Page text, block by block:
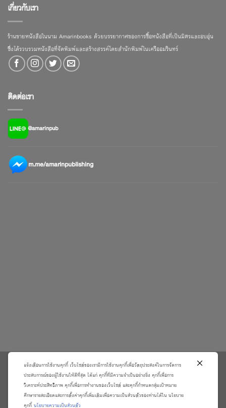
เกี่ยวกับเรา
ร้านขายหนังสือในนาม Amarinbooks ด้วยบรรยากาศของการซื้อหนังสือที่เป็นมิตรและอบอุ่น
ซึ่งได้รวบรวมหนังสือที่จัดพิมพ์และสร้างสรรค์โดยสำนักพิมพ์ในเครืออมรินทร์
ติดต่อเรา
@amarinpub
m.me/amarinpublishing
\
เกี่ยวกับเรา
วิธีการสั่งซื้อสินค้าและการรับประกันสินค้า
แจ้งชำระเงิน
แจ้งเตือนการใช้งานคุกกี้ เว็บไซต์ของเรามีการใช้งานคุกกี้เพื่อวัตถุประสงค์ในการจัดการ
ประสบการณ์ของผู้ใช้งานให้ดีที่สุด ได้แก่ คุกกี้ที่มีความจำเป็นอย่างยิ่ง คุกกี้เพื่อการ
วิเคราะห์ประสิทธิภาพ คุกกี้เพื่อการทำงานของเว็บไซต์ และคุกกี้กำหนดกลุ่มเป้าหมาย
ศึกษารายละเอียดและการตั้งค่าคุกกี้เพิ่มเติมเพื่อความเป็นส่วนตัวของท่านได้ใน นโยบาย
คุกกี้ นโยบายความเป็นส่วนตัว